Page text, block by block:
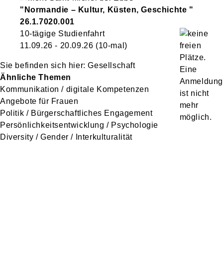
"Normandie – Kultur, Küsten, Geschichte "
26.1.7020.001
10-tägige Studienfahrt
11.09.26 - 20.09.26 (10-mal)
Gesellschaft
Ähnliche Themen
Kommunikation / digitale Kompetenzen
Angebote für Frauen
Politik / Bürgerschaftliches Engagement
Persönlichkeitsentwicklung / Psychologie
Diversity / Gender / Interkulturalität